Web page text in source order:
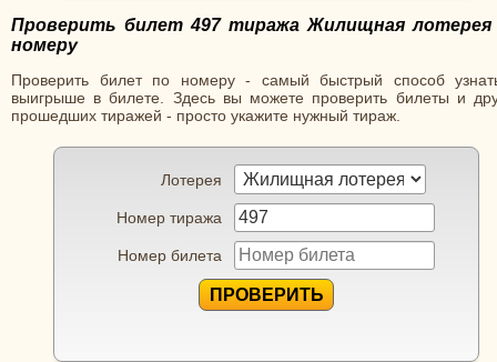
Проверить билет 497 тиража Жилищная лотерея
номеру
Проверить билет по номеру - самый быстрый способ
выигрыше в билете. Здесь вы можете проверить билеты и
прошедших тиражей - просто укажите нужный тираж.
Лотерея
Номер тиража
Номер билета
ПРОВЕРИТЬ